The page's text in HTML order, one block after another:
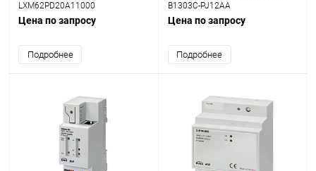
LXM62PD20A11000
Цена по запросу
Подробнее
B1303C-PJ12AA
Цена по запросу
Подробнее